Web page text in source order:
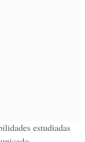
estudiadas